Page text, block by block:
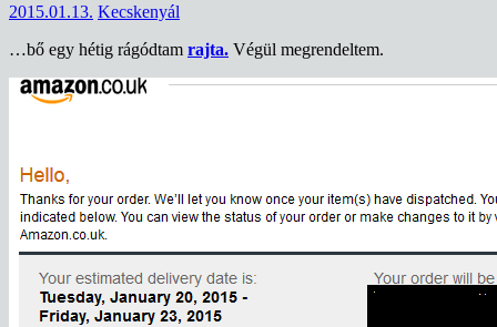
2015.01.13. Kecskenyál
…bő egy hétig rágódtam rajta. Végül megrendeltem.